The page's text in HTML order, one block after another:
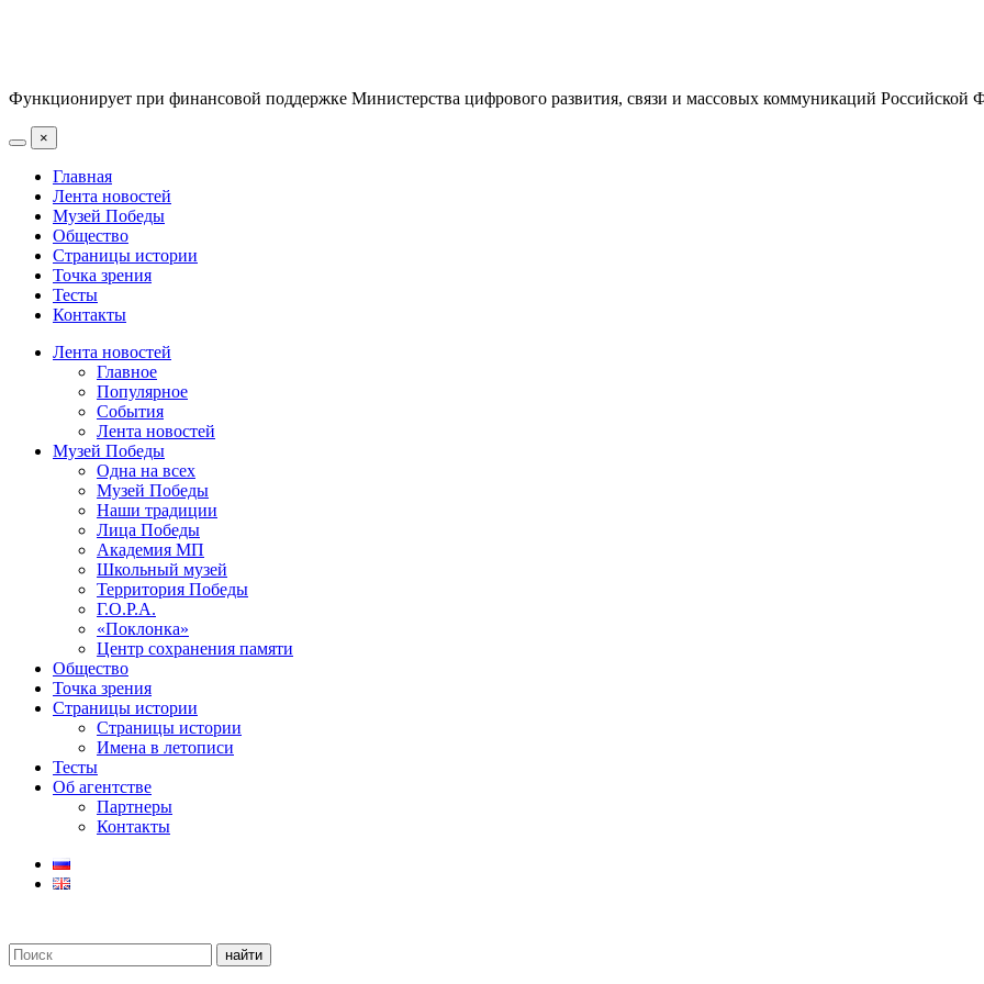
Функционирует при финансовой поддержке Министерства цифрового развития, связи и массовых коммуникаций Российской
×
Главная
Лента новостей
Музей Победы
Общество
Страницы истории
Точка зрения
Тесты
Контакты
Лента новостей
Главное
Популярное
События
Лента новостей
Музей Победы
Одна на всех
Музей Победы
Наши традиции
Лица Победы
Академия МП
Школьный музей
Территория Победы
Г.О.Р.А.
«Поклонка»
Центр сохранения памяти
Общество
Точка зрения
Страницы истории
Страницы истории
Имена в летописи
Тесты
Об агентстве
Партнеры
Контакты